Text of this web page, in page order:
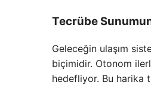
Tecrübe
Geleceğin ulaşım
biçimidir. Otonom
hedefliyor. Bu harika